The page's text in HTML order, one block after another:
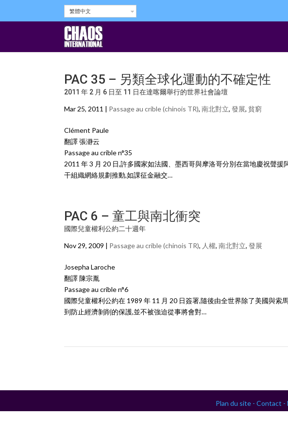
繁體中文
PAC 35 – 另類全球化運動的不確定性
2011 年 2 月 6 日至 11 日在達喀爾舉行的世界社會論壇
Mar 25, 2011 | Passage au crible (chinois TR), 南北對立, 發展, 貧窮
Clément Paule
翻譯 張瀞云
Passage au crible n°35
2011 年 3 月 20 日,許多國家如法國、墨西哥與摩洛哥分別在當地慶祝聲
干組織網絡規劃推動,如課征金融交…
PAC 6 – 童工與南北衝突
國際兒童權利公約二十週年
Nov 29, 2009 | Passage au crible (chinois TR), 人權, 南北對立, 發展
Josepha Laroche
翻譯 陳宗胤
Passage au crible n°6
國際兒童權利公約在 1989 年 11 月 20 日簽署,隨後由全世界除了美國與
到防止經濟剝削的保護,並不被強迫從事將會對…
Plan du site - Contact -